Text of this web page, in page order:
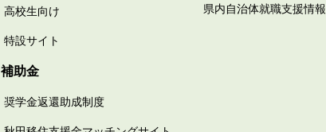
高校生向け
特設サイト
補助金
奨学金返還助成制度
県内自治体就職支援情報